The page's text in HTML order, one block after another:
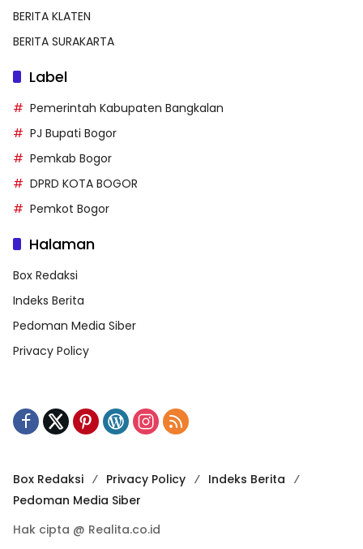
BERITA KLATEN
BERITA SURAKARTA
Label
Pemerintah Kabupaten Bangkalan
PJ Bupati Bogor
Pemkab Bogor
DPRD KOTA BOGOR
Pemkot Bogor
Halaman
Box Redaksi
Indeks Berita
Pedoman Media Siber
Privacy Policy
Box Redaksi Privacy Policy
Indeks Berita
Pedoman Media Siber
Hak cipta @ Realita.co.id